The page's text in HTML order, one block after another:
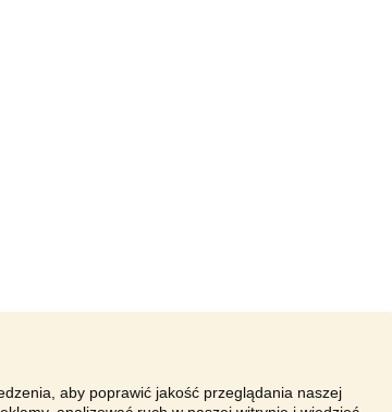
aby poprawić jakość przeglądania naszej